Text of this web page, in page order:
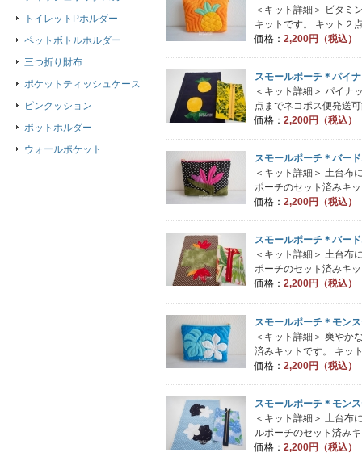
＜キット詳細＞ ビタミ
キットです。 キット２
価格： 2,200円（税込）
スモールポーチ＊パイ
＜キット詳細＞ パイナ
点までネコポス便発送
価格： 2,200円（税込）
スモールポーチ＊バー
＜キット詳細＞ 土台布
ポーチのセット済みキ
価格： 2,200円（税込）
スモールポーチ＊バー
＜キット詳細＞ 土台布
ポーチのセット済みキ
価格： 2,200円（税込）
スモールポーチ＊モン
＜キット詳細＞ 爽やか
済みキットです。 キッ
価格： 2,200円（税込）
スモールポーチ＊モン
＜キット詳細＞ 土台布
ルポーチのセット済み
価格： 2,200円（税込）
トイレットPホルダー
ペットボトルホルダー
三つ折り財布
ポケットティッシュケース
ピンクッション
ポットホルダー
ウォールポケット